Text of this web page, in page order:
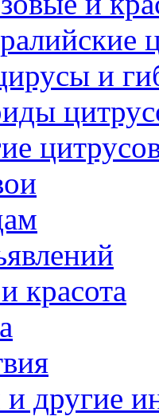
и
красота
другие